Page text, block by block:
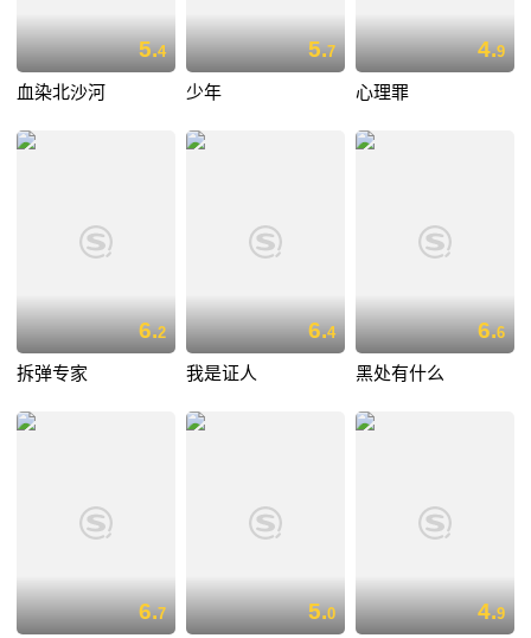
5.4
血染北沙河
5.7
少年
4.9
心理罪
6.2
拆弹专家
6.4
我是证人
6.6
黑处有什么
6.7 5.0 4.9